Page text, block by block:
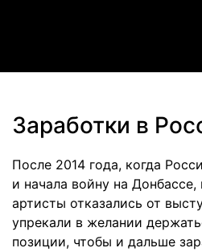
Заработки в
После 2014 года, когда
и начала войну на
артисты отказались от
упрекали в желании
позиции, чтобы и дальше